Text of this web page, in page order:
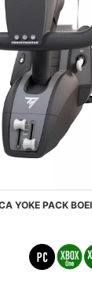
YOKE PACK